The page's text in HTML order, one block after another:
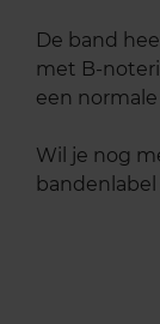
De band
met B-
een
Wil je nog